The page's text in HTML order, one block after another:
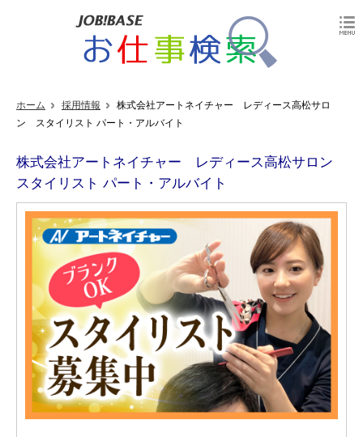
ホーム 採用情報
株式会社アートネイチャー レディース高松サロ
ン スタイリスト パート・アルバイト
株式会社アートネイチャー レディース高松サロン
スタイリスト パート・アルバイト